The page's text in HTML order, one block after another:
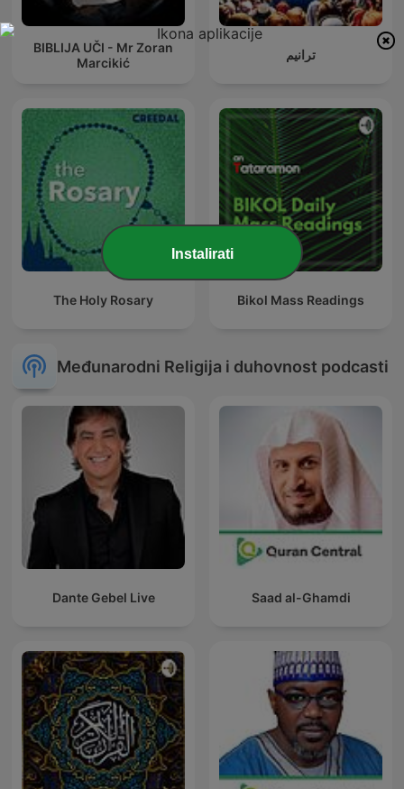
BIBLIJA UČI - Mr Zoran
Marcikić
ترانيم
The Holy Rosary Bikol Mass Readings
Međunarodni Religija i duhovnost podcasti
Dante Gebel Live Saad al-Ghamdi
Instalirati